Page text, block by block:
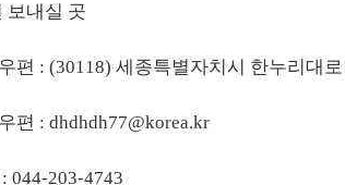
내실 곳
편 : (30118) 세종특별자치시 한누리대
편 : dhdhdh77@korea.kr
044-203-4743